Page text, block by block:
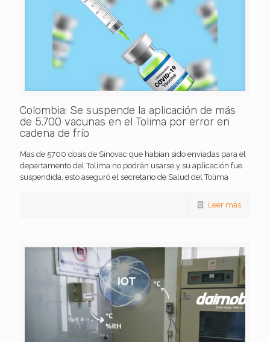
Colombia: Se suspende la aplicación de más
de 5.700 vacunas en el Tolima por error en
cadena de frío
Mas de 5700 dosis de Sinovac que habían sido enviadas para el
departamento del Tolima no podrán usarse y su aplicación fue
suspendida, esto aseguró el secretario de Salud del Tolima
Leer más